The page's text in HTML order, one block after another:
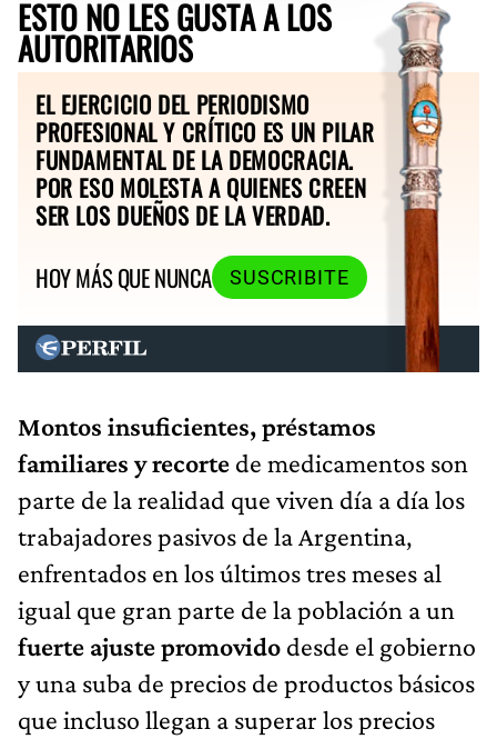
ESTO NO LES GUSTA A LOS
AUTORITARIOS
EL EJERCICIO DEL PERIODISMO
PROFESIONAL Y CRÍTICO ES UN PILAR
FUNDAMENTAL DE LA DEMOCRACIA.
POR ESO MOLESTA A QUIENES CREEN
SER LOS DUEÑOS DE LA VERDAD.
HOY MÁS QUE NUNCA
SUSCRIBITE
Montos insuficientes, préstamos
familiares y recorte de medicamentos son
parte de la realidad que viven día a día los
trabajadores pasivos de la Argentina,
enfrentados en los últimos tres meses al
igual que gran parte de la población a un
fuerte ajuste promovido desde el gobierno
y una suba de precios de productos básicos
que incluso llegan a superar los precios